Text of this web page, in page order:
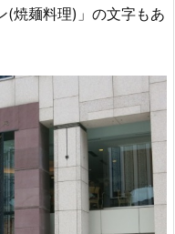
(焼麺料理)」の文字もあ